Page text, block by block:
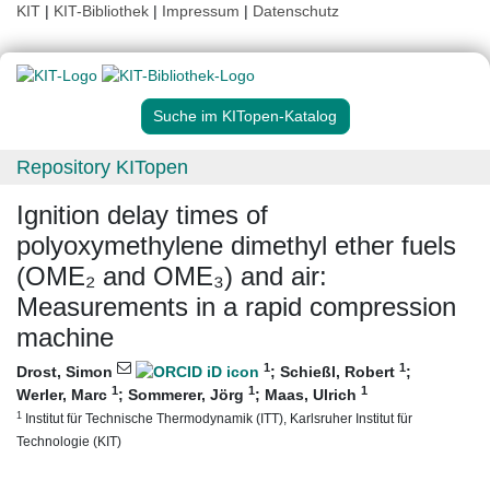
KIT | KIT-Bibliothek | Impressum | Datenschutz
Suche im KITopen-Katalog
Repository KITopen
Ignition delay times of
polyoxymethylene dimethyl ether fuels
(OME₂ and OME₃) and air:
Measurements in a rapid compression
machine
Drost, Simon 1; Schießl, Robert 1;
Werler, Marc 1; Sommerer, Jörg 1; Maas, Ulrich 1
1 Institut für Technische Thermodynamik (ITT), Karlsruher Institut für
Technologie (KIT)